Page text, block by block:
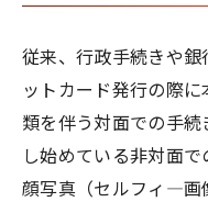
従来、行政手続きや
ットカード発行の際
類を伴う対面での手
し始めている非対面
顔写真（セルフィ―画